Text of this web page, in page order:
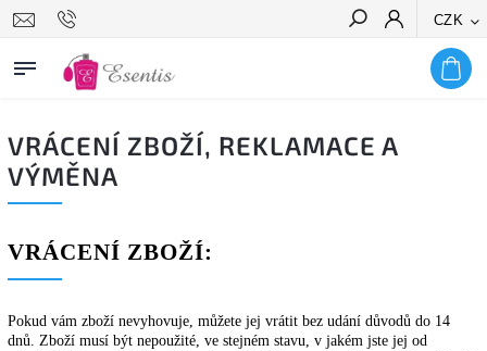
CZK
Hledat
VRÁCENÍ ZBOŽÍ, REKLAMACE A
VÝMĚNA
VRÁCENÍ ZBOŽÍ:
Pokud vám zboží nevyhovuje, můžete jej vrátit bez udání důvodů do 14
dnů. Zboží musí být nepoužité, ve stejném stavu, v jakém jste jej od